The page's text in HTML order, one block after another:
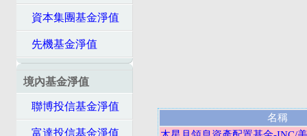
資本集團基金淨值
先機基金淨值
境內基金淨值
聯博投信基金淨值
富達投信基金淨值
名稱